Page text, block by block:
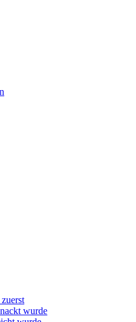
wurde